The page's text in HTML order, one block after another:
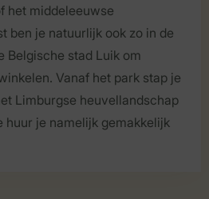
het middeleeuwse
ben je natuurlijk ook zo in de
Belgische stad Luik om
Vanaf het park stap je
Limburgse heuvellandschap
huur je namelijk gemakkelijk